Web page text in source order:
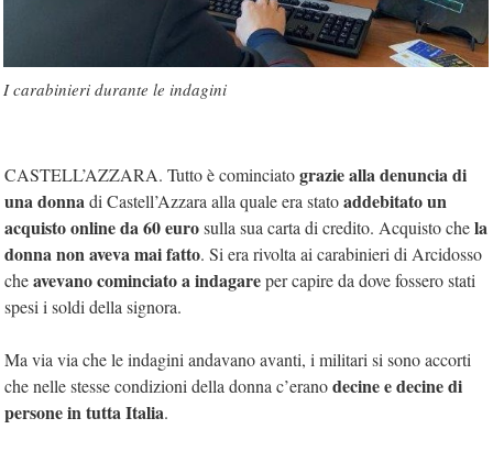
I carabinieri durante le indagini
CASTELL’AZZARA. Tutto è cominciatograzie alla denuncia di
una donnadi Castell’Azzara alla quale era statoaddebitato un
acquisto online da 60 eurosulla sua carta di credito. Acquisto chela
donna non aveva mai fatto. Si era rivolta ai carabinieri di Arcidosso
cheavevano cominciato a indagareper capire da dove fossero stati
spesi i soldi della signora.
Ma via via che le indagini andavano avanti, i militari si sono accorti
che nelle stesse condizioni della donna c’eranodecine e decine di
persone in tutta Italia.